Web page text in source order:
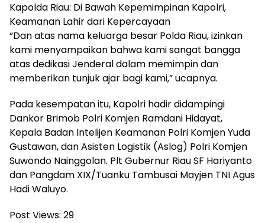
Kapolda Riau: Di Bawah Kepemimpinan Kapolri,
Keamanan Lahir dari Kepercayaan
“Dan atas nama keluarga besar Polda Riau, izinkan
kami menyampaikan bahwa kami sangat bangga
atas dedikasi Jenderal dalam memimpin dan
memberikan tunjuk ajar bagi kami,” ucapnya.
Pada kesempatan itu, Kapolri hadir didampingi
Dankor Brimob Polri Komjen Ramdani Hidayat,
Kepala Badan Intelijen Keamanan Polri Komjen Yuda
Gustawan, dan Asisten Logistik (Aslog) Polri Komjen
Suwondo Nainggolan. Plt Gubernur Riau SF Hariyanto
dan Pangdam XIX/Tuanku Tambusai Mayjen TNI Agus
Hadi Waluyo.
Post Views: 29